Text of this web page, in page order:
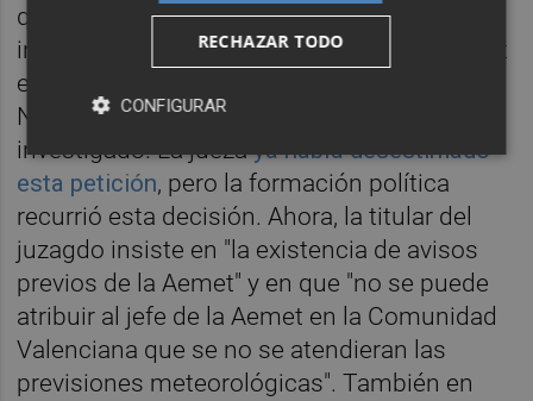
que insistía en que se citara como
investigado al jefe de Climatología de Aemet
en la Comunitat Valenciana, José Ángel
Núñez, tras su declaración como
investigado. La juezaya había desestimado
esta petición, pero la formación política
recurrió esta decisión. Ahora, la titular del
juzagdo insiste en "la existencia de avisos
previos de la Aemet" y en que "no se puede
atribuir al jefe de la Aemet en la Comunidad
Valenciana que se no se atendieran las
previsiones meteorológicas". También en
RECHAZAR TODO
CONFIGURAR